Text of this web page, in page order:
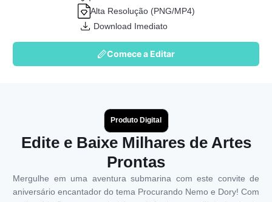
Alta Resolução (PNG/MP4)
Download Imediato
Comece a Editar
Produto Digital
Edite e Baixe Milhares de Artes
Prontas
Mergulhe em uma aventura submarina com este convite de
aniversário encantador do tema Procurando Nemo e Dory! Com